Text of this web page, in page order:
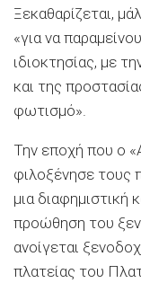
Ξεκαθαρίζεται,
«για να
ιδιοκτησίας, με
και της
φωτισμό».
Την εποχή που ο
φιλοξένησε τους
μια διαφημιστική
προώθηση του
ανοίγεται
πλατείας του